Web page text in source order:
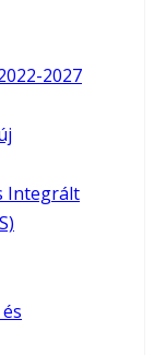
2027
Integrált